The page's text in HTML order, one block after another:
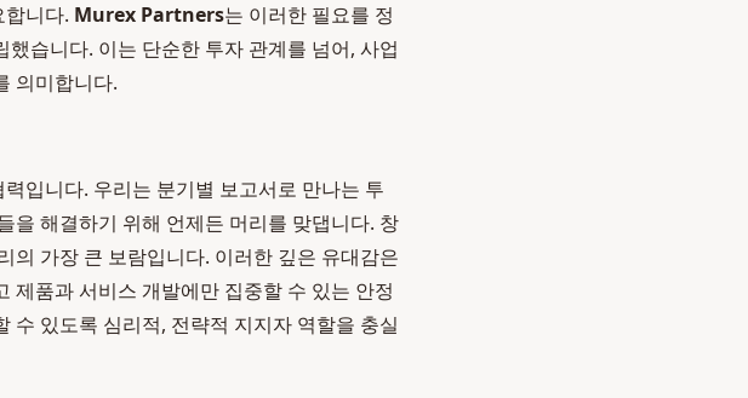
니다. Murex Partners는 이러한 필요를 정
했습니다. 이는 단순한 투자 관계를 넘어, 사업
의미합니다.
입니다. 우리는 분기별 보고서로 만나는 투
을 해결하기 위해 언제든 머리를 맞댑니다. 창
의 가장 큰 보람입니다. 이러한 깊은 유대감은
제품과 서비스 개발에만 집중할 수 있는 안정
수 있도록 심리적, 전략적 지지자 역할을 충실